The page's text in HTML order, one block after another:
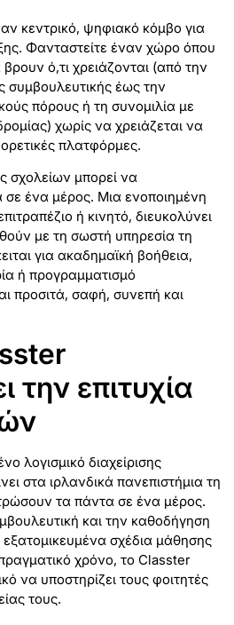
κεντρικό, ψηφιακό κόμβο για
Φανταστείτε έναν χώρο όπου
ό,τι χρειάζονται (από την
συμβουλευτικής έως την
πόρους ή τη συνομιλία με
χωρίς να χρειάζεται να
πλατφόρμες.
σχολείων μπορεί να
ένα μέρος. Μια ενοποιημένη
ή κινητό, διευκολύνει
με τη σωστή υπηρεσία τη
για ακαδημαϊκή βοήθεια,
ή προγραμματισμό
προσιτά, σαφή, συνεπή και
την επιτυχία
λογισμικό διαχείρισης
στα ιρλανδικά πανεπιστήμια τη
τα πάντα σε ένα μέρος.
και την καθοδήγηση
εξατομικευμένα σχέδια μάθησης
χρόνο, το Classter
να υποστηρίζει τους φοιτητές
τους.